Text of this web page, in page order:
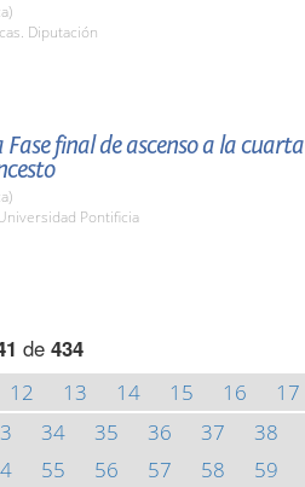
Diputación
Fase final de ascenso a la cuarta
Pontificia
de 434
12 13 14 15 16 17
34 35 36 37 38
55 56 57 58 59